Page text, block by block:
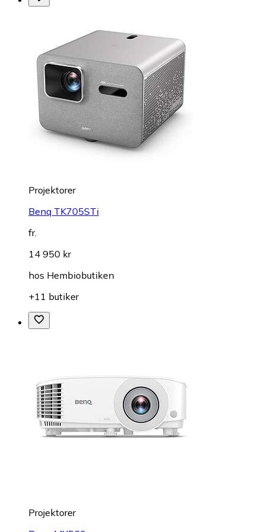
Projektorer
Benq TK705STi
fr.
14 950 kr
hos Hembiobutiken
+11 butiker
Projektorer